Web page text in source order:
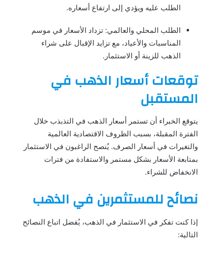
الطلب عليه ويؤدي إلى ارتفاع أسعاره.
الطلب المحلي والعالمي: تزداد الأسعار في موسم
المناسبات والأعياد، مع تزايد الإقبال على شراء
الذهب للزينة أو الاستثمار.
توقعات أسعار الذهب في
المستقبل
يتوقع الخبراء أن تستمر أسعار الذهب في التذبذب خلال
الفترة المقبلة، بسبب الظروف الاقتصادية العالمية
والتغيرات في أسعار الصرف. يُنصح الراغبون في الاستثمار
بمتابعة الأسعار بشكل مستمر والاستفادة من فترات
الانخفاض للشراء.
نصائح للمستثمرين في الذهب
إذا كنت تفكر في الاستثمار في الذهب، يُفضل اتباع النصائح
التالية: